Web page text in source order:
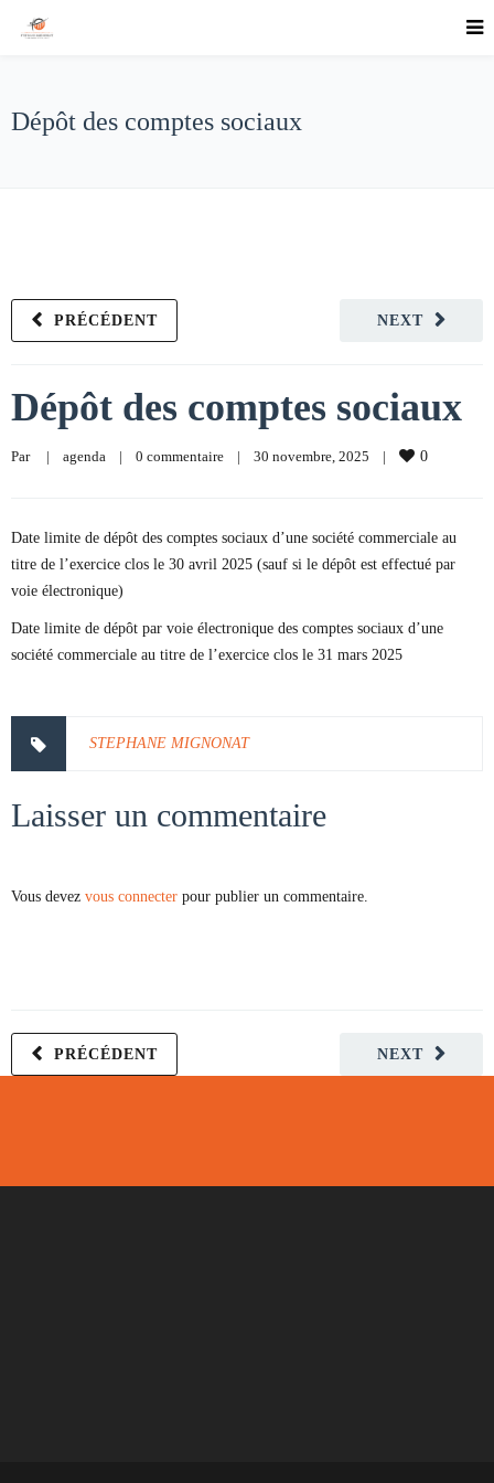
Dépôt des comptes sociaux
NEXT
PRÉCÉDENT
Dépôt des comptes sociaux
Par | agenda | 0 commentaire | 30 novembre, 2025 | 0
Date limite de dépôt des comptes sociaux d’une société commerciale au
titre de l’exercice clos le 30 avril 2025 (sauf si le dépôt est effectué par
voie électronique)
Date limite de dépôt par voie électronique des comptes sociaux d’une
société commerciale au titre de l’exercice clos le 31 mars 2025
STEPHANE MIGNONAT
Laisser un commentaire
Vous devez vous connecter pour publier un commentaire.
NEXT
PRÉCÉDENT